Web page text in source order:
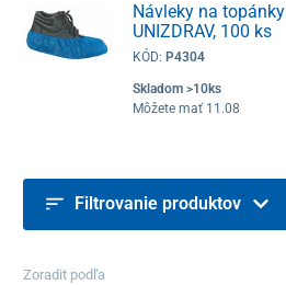
Návleky na topánky
UNIZDRAV, 100 ks
KÓD: P4304
Skladom >10ks
Môžete mať 11.08
Filtrovanie produktov
Zoradit podľa